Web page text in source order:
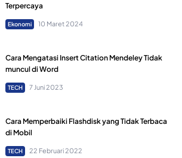
Terpercaya
Ekonomi 10 Maret 2024
Cara Mengatasi Insert Citation Mendeley Tidak
muncul di Word
TECH 7 Juni 2023
Cara Memperbaiki Flashdisk yang Tidak Terbaca
di Mobil
TECH 22 Februari 2022